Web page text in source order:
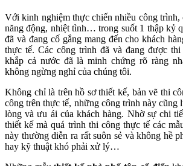
Với kinh nghiệm thực chiến nhiều công trình,
năng động, nhiệt tình… trong suốt 1 thập kỷ
đã và đang cố gắng mang đến cho khách
thực tế. Các công trình đã và đang được thi
khắp cả nước đã là minh chứng rõ ràng
không ngừng nghỉ của chúng tôi.
Không chỉ là trên hồ sơ thiết kế, bản vẽ thi
công trên thực tế, những công trình này cũng
lòng và ưu ái của khách hàng. Nhờ sự chi
thiết kế mà quá trình thi công thực tế các
này thường diễn ra rất suôn sẻ và không hề
hay kỹ thuật khó phải xử lý…